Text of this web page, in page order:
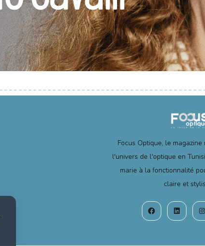
Focus Optique, le
l'univers de l'optique en
marie à la fonctionnalité
claire et